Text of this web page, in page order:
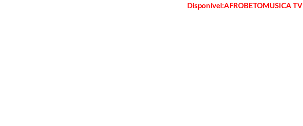
Disponível:AFROBETOMUSICA TV